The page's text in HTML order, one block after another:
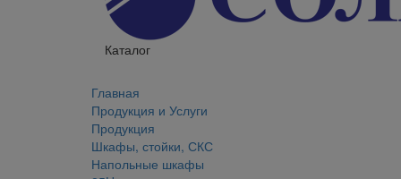
Каталог
Главная
Продукция и Услуги
Продукция
Шкафы, стойки, СКС
Напольные шкафы